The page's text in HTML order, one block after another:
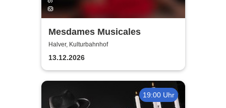
Mesdames Musicales
Halver, Kulturbahnhof
13.12.2026
19:00 Uhr